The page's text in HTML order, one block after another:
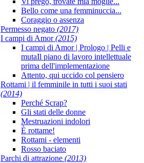
Bello come una femminuccia...
Coraggio o assenza
Permesso negato (2017)
I campi di Amor(2015)
I campi di Amor | Prologo | Pelli e
mutaIl piano di lavoro intellettuale
prima dell'implementazione
Attento, qui uccido col pensiero
Rottami | il femminile in tutti i suoi stati
(2014)
Perché Scrap?
Gli stati delle donne
Mestruazioni indolori
È rottame!
Rottami - elementi
Rosso baciato
Parchi di attrazione (2013)